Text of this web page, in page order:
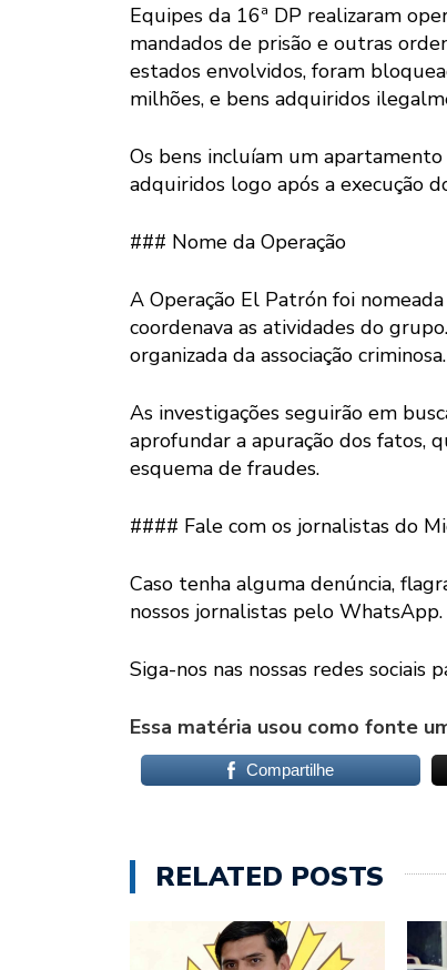
Equipes da 16ª DP realizaram
mandados de prisão e outras
estados envolvidos, foram
milhões, e bens adquiridos
Os bens incluíam um
adquiridos logo após a execução
### Nome da Operação
A Operação El Patrón foi
coordenava as atividades do
organizada da associação criminosa.
As investigações seguirão em
aprofundar a apuração dos fatos,
esquema de fraudes.
#### Fale com os jornalistas do
Caso tenha alguma denúncia,
nossos jornalistas pelo WhatsApp.
Siga-nos nas nossas redes sociais
Essa matéria usou como fonte
Compartilhe
RELATED POSTS